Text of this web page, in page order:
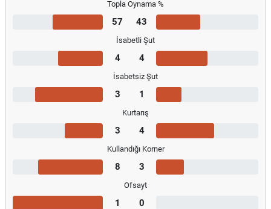
Topla Oynama %
57 43
İsabetli Şut
4 4
İsabetsiz Şut
3 1
Kurtarış
3 4
Kullandığı Korner
8 3
Ofsayt
1 0